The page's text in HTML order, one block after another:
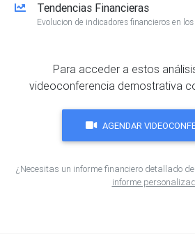
Tendencias Financieras
Evolucion de indicadores financieros en
Para acceder a estos
videoconferencia demostrativa
AGENDAR
¿Necesitas un informe financiero detallado de
informe